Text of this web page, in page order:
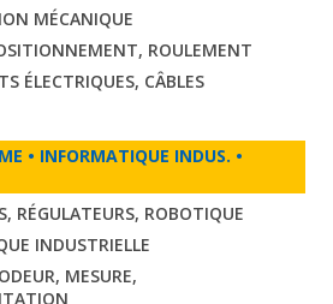
MÉCANIQUE
ROULEMENT
ÉLECTRIQUES, CÂBLES
• INFORMATIQUE INDUS. •
RÉGULATEURS, ROBOTIQUE
INDUSTRIELLE
MESURE,